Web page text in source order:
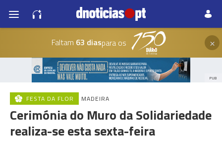
Faltam 63 diaspara os ×
PUB
FESTA DA FLOR MADEIRA
Cerimónia do Muro da Solidariedade
realiza-se esta sexta-feira